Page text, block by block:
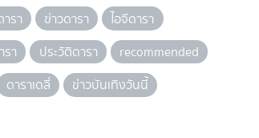
ารา ข่าวดารา
ไอจีดารา
า
ประวัติดารา
recommended
ดาราเดลี่ ข่าวบันเทิงวันนี้